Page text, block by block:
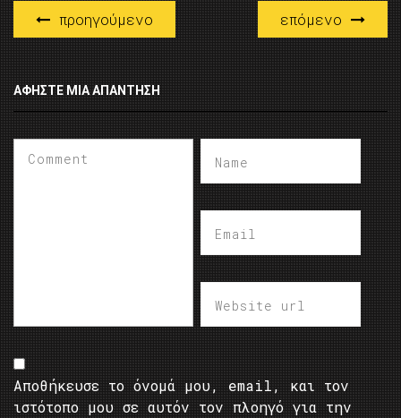
προηγούμενο επόμενο
ΑΦΉΣΤΕ ΜΙΑ ΑΠΆΝΤΗΣΗ
Αποθήκευσε το όνομά μου, email, και τον
ιστότοπο μου σε αυτόν τον πλοηγό για την